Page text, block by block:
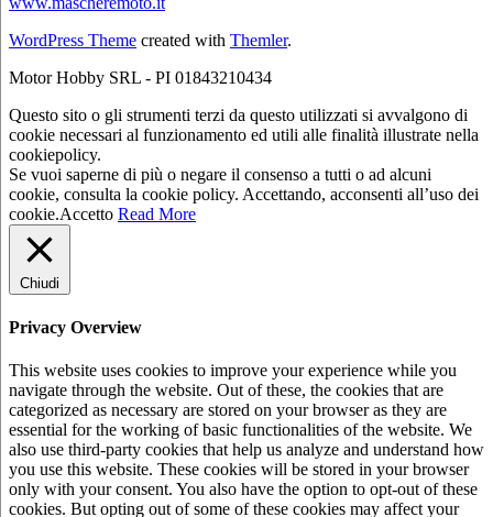
WordPress Theme created with Themler.
Motor Hobby SRL - PI 01843210434
Questo sito o gli strumenti terzi da questo utilizzati si avvalgono di
cookie necessari al funzionamento ed utili alle finalità illustrate nella
cookiepolicy.
Se vuoi saperne di più o negare il consenso a tutti o ad alcuni
cookie, consulta la cookie policy. Accettando, acconsenti all’uso dei
cookie.Accetto Read More
Chiudi
Privacy Overview
This website uses cookies to improve your experience while you
navigate through the website. Out of these, the cookies that are
categorized as necessary are stored on your browser as they are
essential for the working of basic functionalities of the website. We
also use third-party cookies that help us analyze and understand how
you use this website. These cookies will be stored in your browser
only with your consent. You also have the option to opt-out of these
cookies. But opting out of some of these cookies may affect your